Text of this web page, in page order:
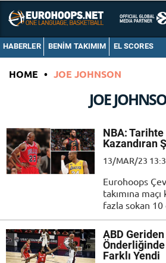
HABERLER BENIM TAKIMIM EL SCORES
HOME • JOE JOHNSON
JOE
NBA:
Kazandıran
13/MAR/23
Eurohoops
takımına
fazla sokan
ABD
Önderliğinde
Farklı Yendi